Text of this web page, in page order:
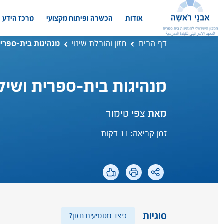
אודות הכשרה ופיתוח מקצועי מרכז הידע
דף הבית חזון והובלת שינוי מנהיגות בית-
מנהיגות בית-ספרית
מאת צפי טימור
זמן קריאה: 11 דקות
סוגיות כיצד מטמיעים חזון?